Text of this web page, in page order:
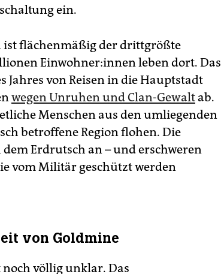
ein.
ist flächenmäßig der drittgrößte
Ein­woh­ne­r:in­nen leben dort. Das
von Reisen in die Hauptstadt
wegen Unruhen und Clan-Gewaltab.
Menschen aus den umliegenden
betroffene Region flohen. Die
Erdrutsch an – und erschweren
vom Militär geschützt werden
von Goldmine
noch völlig unklar. Das